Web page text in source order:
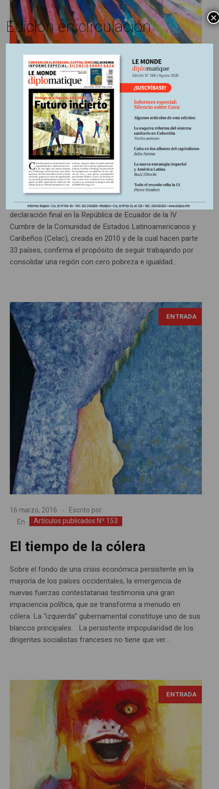
16 marzo, 2016
Escrito por:
Artículos publicados Nº 153
El desarrollo colombiano en el
contexto de América Latina y
el Caribe 1945-2015
Los vaticinios son dispares. En enero de 2016, la
declaración final en la República de Ecuador de la IV
Cumbre de la Comunidad de Estados Latinoamericanos y
Caribeños (Celac), creada en 2010 y de la cual hacen parte
33 países, confirma el propósito de seguir trabajando por
consolidar una región con cero pobreza e igualdad...
ENTRADA
16 marzo, 2016
Escrito por:
En
Artículos publicados Nº 153
El tiempo de la cólera
Sobre el fondo de una crisis económica persistente en la
mayoría de los países occidentales, la emergencia de
nuevas fuerzas contestatarias testimonia una gran
impaciencia política, que se transforma a menudo en
cólera. La “izquierda” gubernamental constituye uno de sus
blancos principales. La persistente impopularidad de los
dirigentes socialistas franceses no tiene que ver...
ENTRADA
Edición en circulación ×